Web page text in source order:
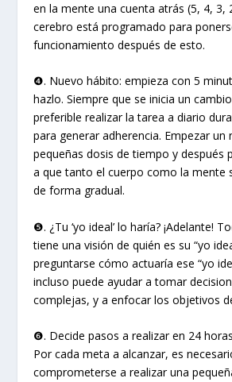
en la mente una cuenta atrás (5, 4, 3,
cerebro está programado para
funcionamiento después de esto.
❹. Nuevo hábito: empieza con 5
hazlo. Siempre que se inicia un
preferible realizar la tarea a diario
para generar adherencia. Empezar un
pequeñas dosis de tiempo y después
a que tanto el cuerpo como la mente
de forma gradual.
❺. ¿Tu ‘yo ideal’ lo haría? ¡Adelante!
tiene una visión de quién es su “yo
preguntarse cómo actuaría ese “yo
incluso puede ayudar a tomar
complejas, y a enfocar los objetivos
❻. Decide pasos a realizar en 24
Por cada meta a alcanzar, es
comprometerse a realizar una